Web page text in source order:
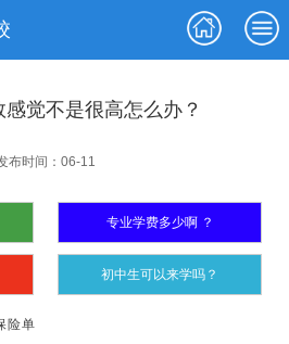
觉不是很高怎么办？
布时间：06-11
专业学费多少啊 ？
初中生可以来学吗？
险单